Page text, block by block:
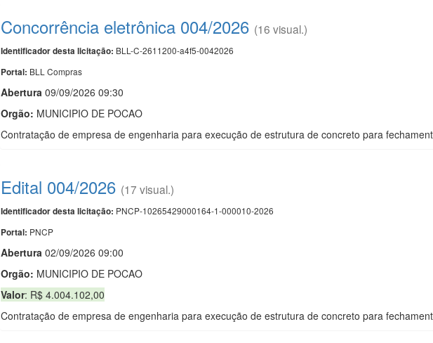
Concorrência eletrônica 004/2026 (16 visual.)
Identificador desta licitação: BLL-C-2611200-a4f5-0042026
Portal: BLL Compras
Abertura 09/09/2026 09:30
Orgão: MUNICIPIO DE POCAO
Contratação de empresa de engenharia para execução de estrutura de concreto para
Edital 004/2026 (17 visual.)
Identificador desta licitação: PNCP-10265429000164-1-000010-2026
Portal: PNCP
Abertura 02/09/2026 09:00
Orgão: MUNICIPIO DE POCAO
Valor: R$ 4.004.102,00
Contratação de empresa de engenharia para execução de estrutura de concreto para